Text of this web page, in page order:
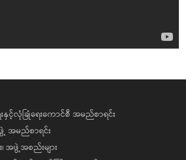
င့်လုံခြုံရေးကောင်စီ အမည်စာရင်း
အမည်စာရင်း
အဖွဲ့အစည်းများ